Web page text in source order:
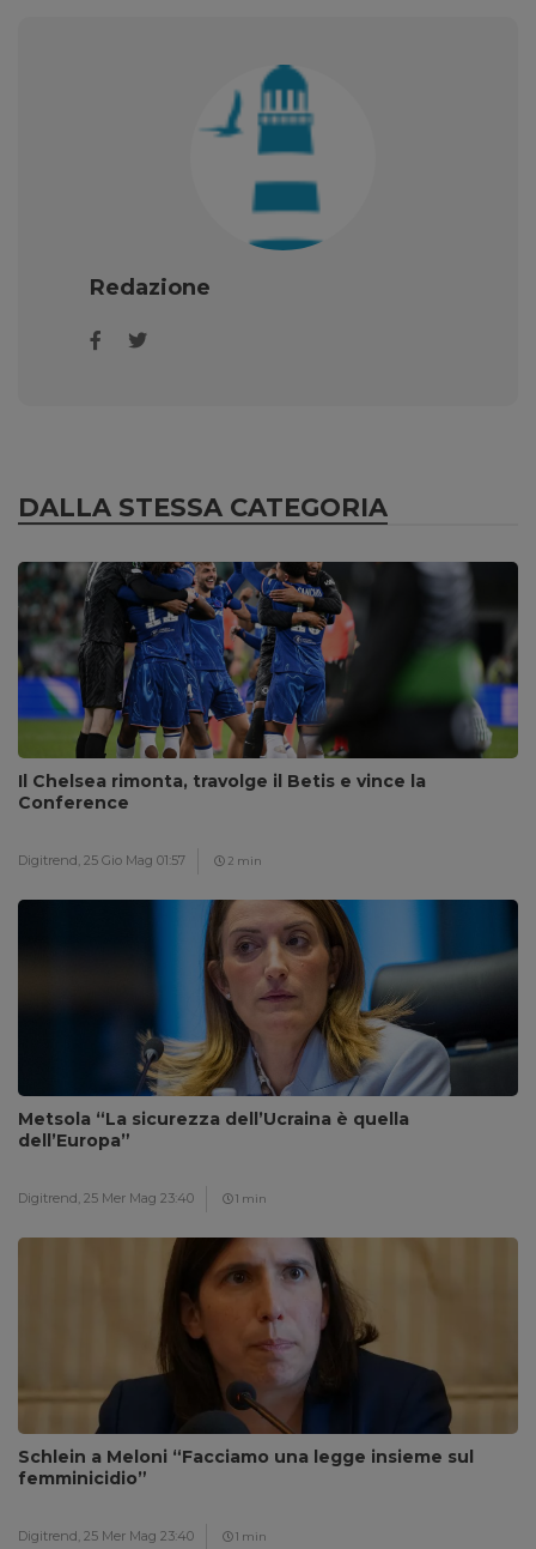
Redazione
DALLA STESSA CATEGORIA
Il Chelsea rimonta, travolge il Betis e vince la
Conference
Digitrend, 25 Gio Mag 01:57 2 min
Metsola “La sicurezza dell’Ucraina è quella
dell’Europa”
Digitrend, 25 Mer Mag 23:40 1 min
Schlein a Meloni “Facciamo una legge insieme sul
femminicidio”
Digitrend, 25 Mer Mag 23:40 1 min